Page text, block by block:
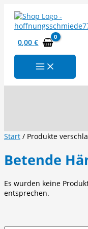
Inhalt
springen
0,00€
Start / Produkte
Betende
Es wurden keine
entsprechen.